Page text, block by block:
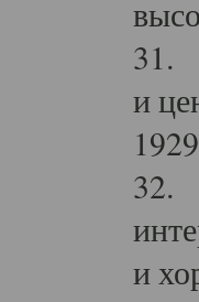
31.
и
32.
и